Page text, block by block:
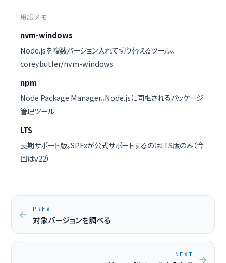
用語メモ
nvm-windows
Node.jsを複数バージョン入れて切り替えるツール。
coreybutler/nvm-windows
npm
Node Package Manager。Node.jsに同梱されるパッケージ
管理ツール
LTS
長期サポート版。SPFxが公式サポートするのはLTS版のみ（今
回はv22）
PREV
対象バージョンを調べる
NEXT